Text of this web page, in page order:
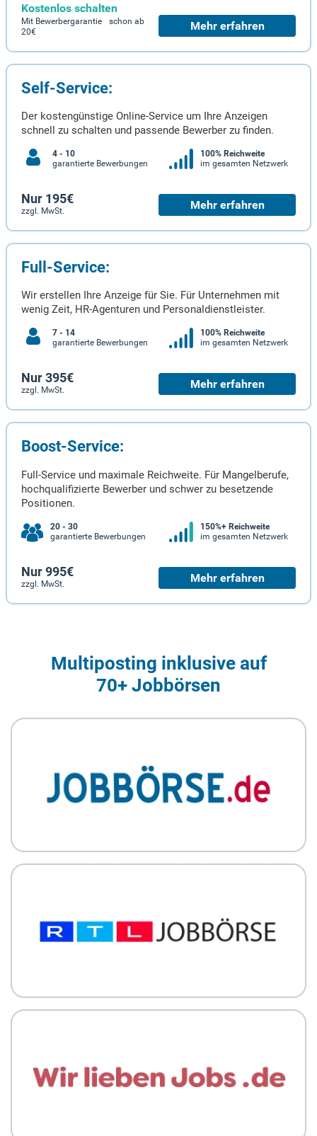
Kostenlos schalten
Mit Bewerbergarantie schon ab
20€
Mehr erfahren
Self-Service:
Der kostengünstige Online-Service um Ihre Anzeigen
schnell zu schalten und passende Bewerber zu finden.
4 - 10
garantierte Bewerbungen
100% Reichweite
im gesamten Netzwerk
Nur 195€
zzgl. MwSt. Mehr erfahren
Full-Service:
Wir erstellen Ihre Anzeige für Sie. Für Unternehmen mit
wenig Zeit, HR-Agenturen und Personaldienstleister.
7 - 14
garantierte Bewerbungen
100% Reichweite
im gesamten Netzwerk
Nur 395€
zzgl. MwSt. Mehr erfahren
Boost-Service:
Full-Service und maximale Reichweite. Für Mangelberufe,
hochqualifizierte Bewerber und schwer zu besetzende
Positionen.
20 - 30
garantierte Bewerbungen
150%+ Reichweite
im gesamten Netzwerk
Nur 995€
zzgl. MwSt. Mehr erfahren
Multiposting inklusive auf
70+ Jobbörsen